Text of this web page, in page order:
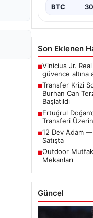
iddialar
BTC
Son Eklenen
■Vinicius Jr.
güvence altına
■Transfer Krizi
Burhan Can
Başlatıldı
■Ertuğrul
Transferi
■12 Dev Adam —
Satışta
■Outdoor
Mekanları
Güncel